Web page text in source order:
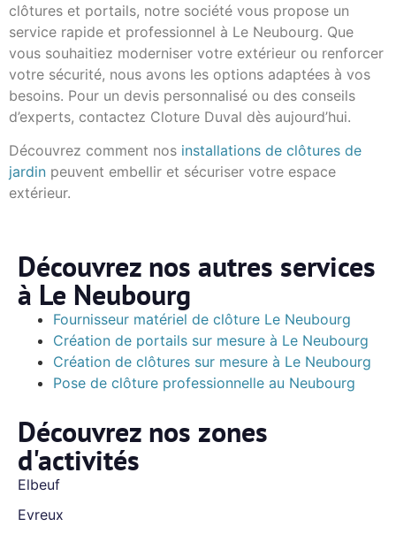
clôtures et portails, notre société vous propose un
service rapide et professionnel à Le Neubourg. Que
vous souhaitiez moderniser votre extérieur ou renforcer
votre sécurité, nous avons les options adaptées à vos
besoins. Pour un devis personnalisé ou des conseils
d’experts, contactez Cloture Duval dès aujourd’hui.
Découvrez comment nos installations de clôtures de
jardin peuvent embellir et sécuriser votre espace
extérieur.
Découvrez nos autres services
à Le Neubourg
Fournisseur matériel de clôture Le Neubourg
Création de portails sur mesure à Le Neubourg
Création de clôtures sur mesure à Le Neubourg
Pose de clôture professionnelle au Neubourg
Découvrez nos zones
d'activités
Elbeuf
Evreux